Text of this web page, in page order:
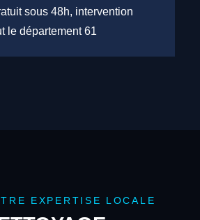
sous 48h, intervention
le département 61
EXPERTISE LOCALE